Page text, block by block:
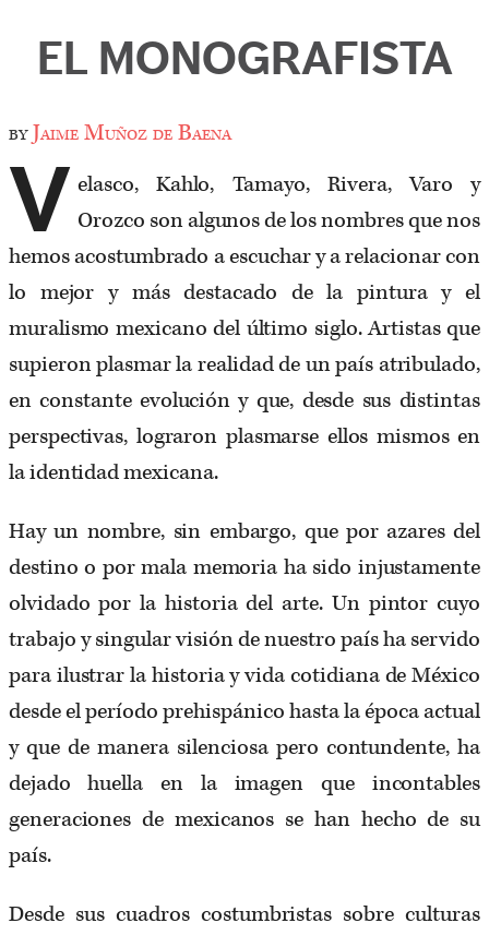
EL MONOGRAFISTA
byJaime Muñoz de Baena
V elasco, Kahlo, Tamayo, Rivera, Varo y
Orozco son algunos de los nombres que nos
hemos acostumbrado a escuchar y a relacionar con
lo mejor y más destacado de la pintura y el
muralismo mexicano del último siglo. Artistas que
supieron plasmar la realidad de un país atribulado,
en constante evolución y que, desde sus distintas
perspectivas, lograron plasmarse ellos mismos en
la identidad mexicana.
Hay un nombre, sin embargo, que por azares del
destino o por mala memoria ha sido injustamente
olvidado por la historia del arte. Un pintor cuyo
trabajo y singular visión de nuestro país ha servido
para ilustrar la historia y vida cotidiana de México
desde el período prehispánico hasta la época actual
y que de manera silenciosa pero contundente, ha
dejado huella en la imagen que incontables
generaciones de mexicanos se han hecho de su
país.
Desde sus cuadros costumbristas sobre culturas